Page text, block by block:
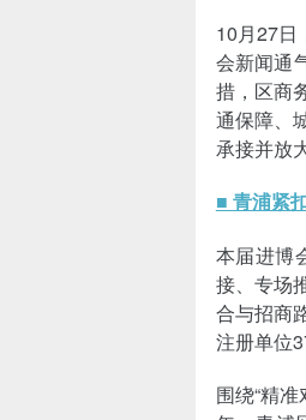
10月27日
会新闻通
措，区商
通保障、
承接并放
■ 青浦紧
本届进博
接、专场
合与招商
注册单位
围绕“精